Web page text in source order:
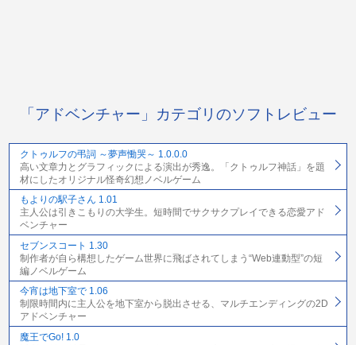
「アドベンチャー」カテゴリのソフトレビュー
クトゥルフの弔詞 ～夢声慟哭～ 1.0.0.0
高い文章力とグラフィックによる演出が秀逸。「クトゥルフ神話」を題
材にしたオリジナル怪奇幻想ノベルゲーム
もよりの駅子さん 1.01
主人公は引きこもりの大学生。短時間でサクサクプレイできる恋愛アド
ベンチャー
セブンスコート 1.30
制作者が自ら構想したゲーム世界に飛ばされてしまう“Web連動型”の短
編ノベルゲーム
今宵は地下室で 1.06
制限時間内に主人公を地下室から脱出させる、マルチエンディングの2D
アドベンチャー
魔王でGo! 1.0